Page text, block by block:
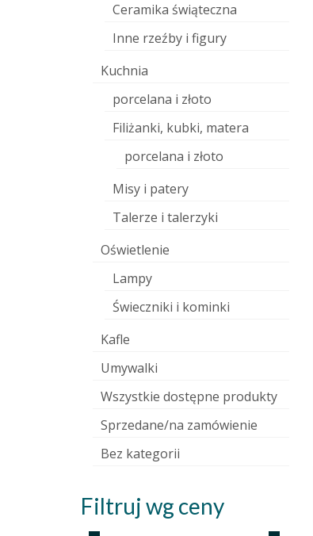
Ceramika świąteczna
Inne rzeźby i figury
Kuchnia
porcelana i złoto
Filiżanki, kubki, matera
porcelana i złoto
Misy i patery
Talerze i talerzyki
Oświetlenie
Lampy
Świeczniki i kominki
Kafle
Umywalki
Wszystkie dostępne produkty
Sprzedane/na zamówienie
Bez kategorii
Filtruj wg ceny